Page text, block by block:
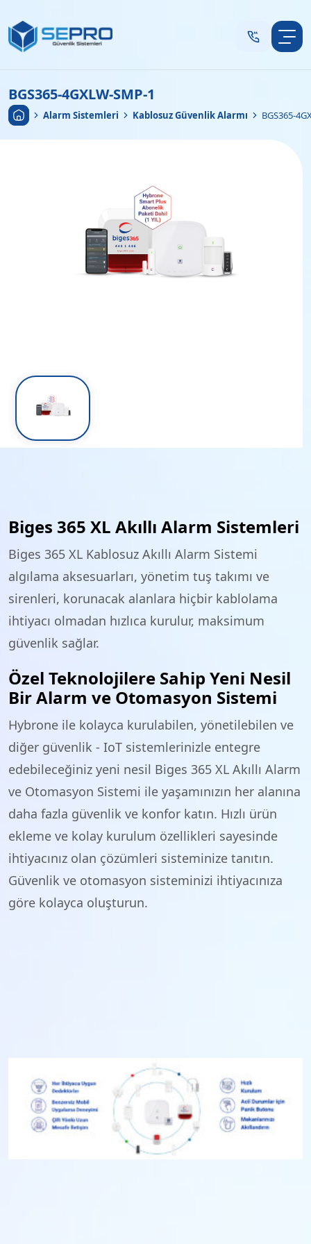
BGS365-4GXLW-SMP-1
AnasayfaAlarm Sistemleri Kablosuz Güvenlik Alarmı BGS365-
Biges 365 XL Akıllı Alarm Sistemleri
Biges 365 XL Kablosuz Akıllı Alarm Sistemi
algılama aksesuarları, yönetim tuş takımı ve
sirenleri, korunacak alanlara hiçbir kablolama
ihtiyacı olmadan hızlıca kurulur, maksimum
güvenlik sağlar.
Özel Teknolojilere Sahip Yeni Nesil
Bir Alarm ve Otomasyon Sistemi
Hybrone ile kolayca kurulabilen, yönetilebilen ve
diğer güvenlik - IoT sistemlerinizle entegre
edebileceğiniz yeni nesil Biges 365 XL Akıllı Alarm
ve Otomasyon Sistemi ile yaşamınızın her alanına
daha fazla güvenlik ve konfor katın. Hızlı ürün
ekleme ve kolay kurulum özellikleri sayesinde
ihtiyacınız olan çözümleri sisteminize tanıtın.
Güvenlik ve otomasyon sisteminizi ihtiyacınıza
göre kolayca oluşturun.